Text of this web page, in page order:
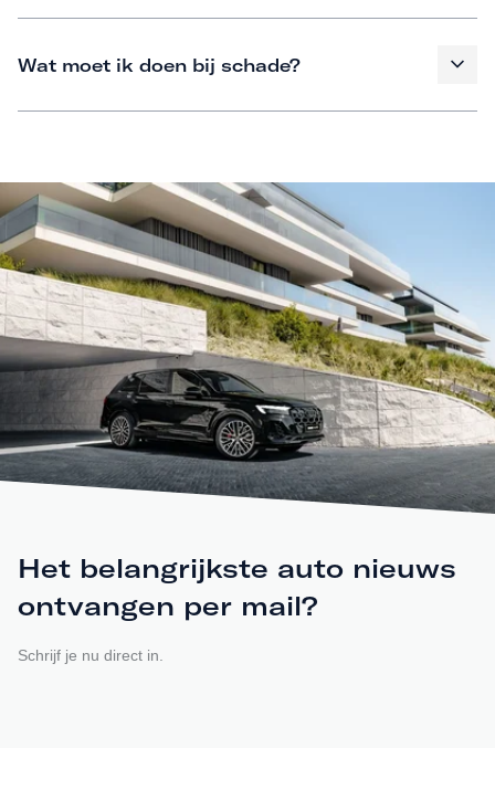
Wat moet ik doen bij schade?
Het belangrijkste auto nieuws
ontvangen per mail?
Schrijf je nu direct in.